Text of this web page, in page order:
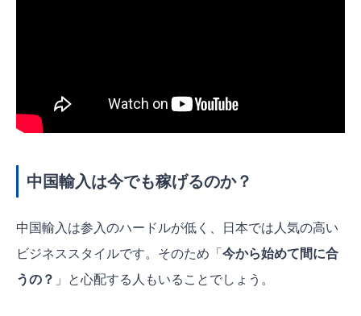
中国輸入は今でも稼げるのか？
中国輸入は参入のハードルが低く、日本では人気の高い
ビジネススタイルです。そのため「 今から始めて間に合
うの？ 」と心配する人もいることでしょう。